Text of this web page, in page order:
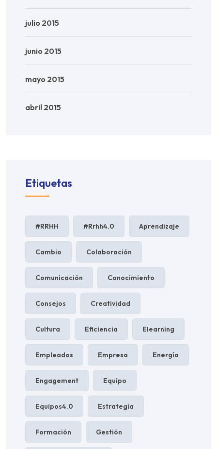
julio 2015
junio 2015
mayo 2015
abril 2015
Etiquetas
#RRHH #rrhh4.0 Aprendizaje
Cambio Colaboración
Comunicación Conocimiento
Consejos Creatividad
Cultura Eficiencia Elearning
Empleados Empresa Energía
Engagement Equipo
Equipos4.0 Estrategia
Formación Gestión